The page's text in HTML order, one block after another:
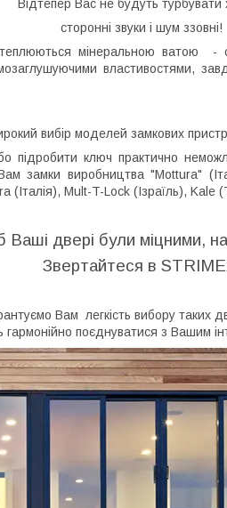
Відтепер Вас не будуть турбувати
сторонні звуки і шум ззовні!
мінеральною ватою
-
властивостями,
вибір моделей замкових
підробити ключ практично
замки виробництва "Mottura"
(Італія), Mult-T-Lock (Ізраїль), Kale
двері були міцними,
Звертайтеся в
Вам
легкість вибору таких
гармонійно поєднуватися з Вашим